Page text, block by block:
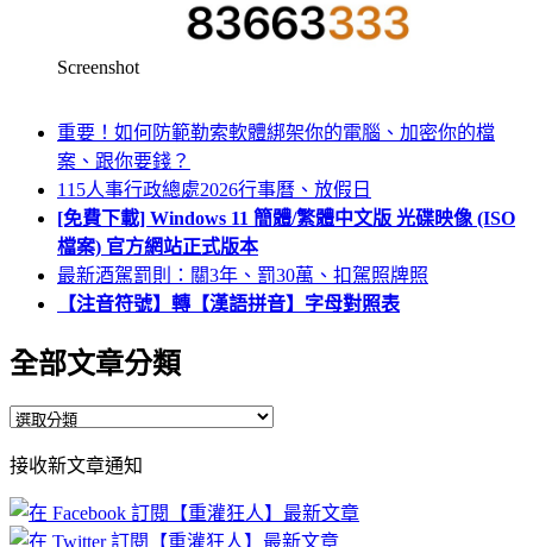
Screenshot
重要！如何防範勒索軟體綁架你的電腦、加密你的檔
案、跟你要錢？
115人事行政總處2026行事曆、放假日
[免費下載] Windows 11 簡體/繁體中文版 光碟映像 (ISO
檔案) 官方網站正式版本
最新酒駕罰則：關3年、罰30萬、扣駕照牌照
【注音符號】轉【漢語拼音】字母對照表
全部文章分類
全
文
章
分
接收新文章通知